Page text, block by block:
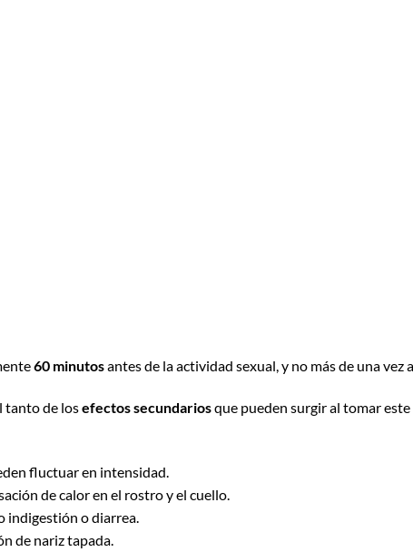
60 minutosantes de la actividad sexual, y no más de una vez
tanto de losefectos secundariosque pueden surgir al tomar
fluctuar en intensidad.
de calor en el rostro y el cuello.
indigestión o diarrea.
de nariz tapada.